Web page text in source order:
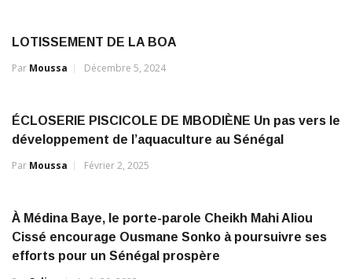
LOTISSEMENT DE LA BOA
Par Moussa Décembre 5, 2024
ÉCLOSERIE PISCICOLE DE MBODIÈNE Un pas vers le
développement de l’aquaculture au Sénégal
Par Moussa Février 2, 2025
À Médina Baye, le porte-parole Cheikh Mahi Aliou
Cissé encourage Ousmane Sonko à poursuivre ses
efforts pour un Sénégal prospère